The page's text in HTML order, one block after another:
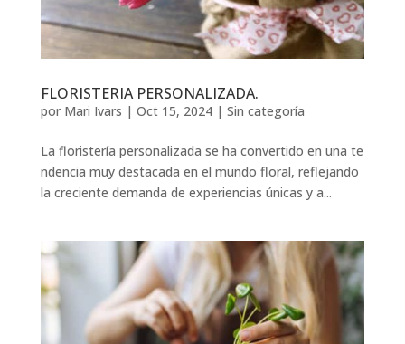
FLORISTERIA PERSONALIZADA.
por Mari Ivars | Oct 15, 2024| Sin categoría
La floristería personalizada se ha convertido en una te
ndencia muy destacada en el mundo floral, reflejando
la creciente demanda de experiencias únicas y a...